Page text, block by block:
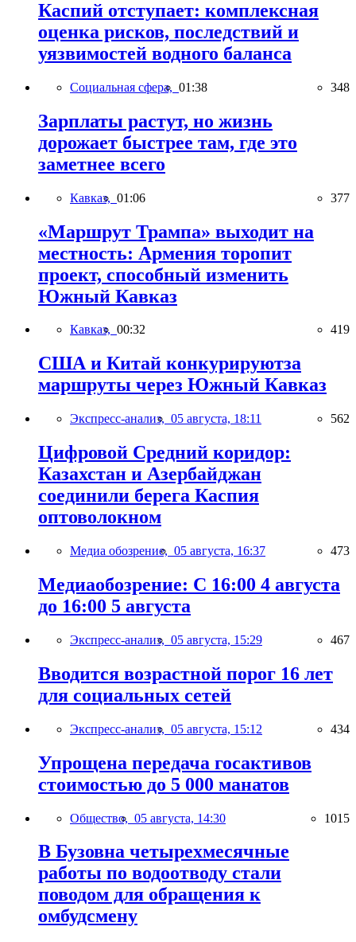
Каспий отступает: комплексная
оценка рисков, последствий и
уязвимостей водного баланса
Социальная сфера, 01:38 348
Зарплаты растут, но жизнь
дорожает быстрее там, где это
заметнее всего
Кавказ, 01:06 377
«Маршрут Трампа» выходит на
местность: Армения торопит
проект, способный изменить
Южный Кавказ
Кавказ, 00:32 419
США и Китай конкурируютза
маршруты через Южный Кавказ
Экспресс-анализ, 05 августа, 18:11 562
Цифровой Средний коридор:
Казахстан и Азербайджан
соединили берега Каспия
оптоволокном
Медиа обозрение, 05 августа, 16:37 473
Медиаобозрение: С 16:00 4 августа
до 16:00 5 августа
Экспресс-анализ, 05 августа, 15:29 467
Вводится возрастной порог 16 лет
для социальных сетей
Экспресс-анализ, 05 августа, 15:12 434
Упрощена передача госактивов
стоимостью до 5 000 манатов
Общество, 05 августа, 14:30 1015
В Бузовна четырехмесячные
работы по водоотводу стали
поводом для обращения к
омбудсмену